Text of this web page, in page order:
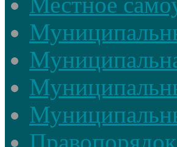
Правопорядок